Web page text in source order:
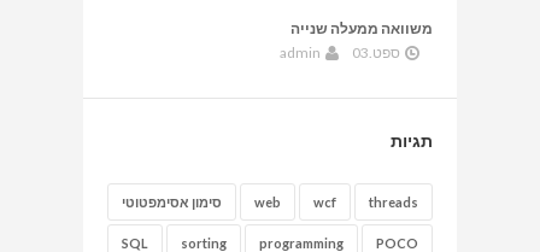
משוואה ממעלה שנייה
ספט.03
admin
תגיות
סימון אסימפטוטי web wcf threads
SQL sorting programming POCO